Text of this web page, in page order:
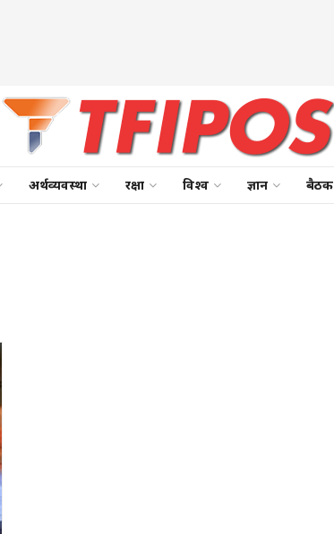
अर्थव्यवस्था रक्षा विश्व ज्ञान बैठक